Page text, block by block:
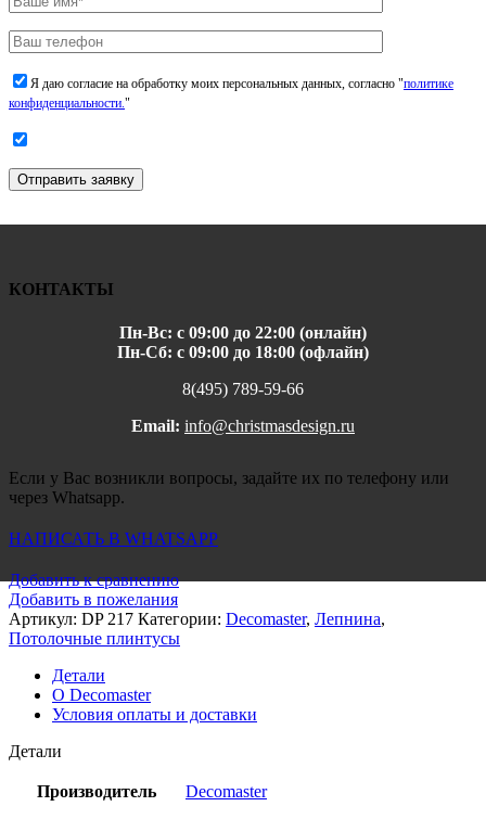
Я даю согласие на обработку моих персональных данных, согласно "политике
конфиденциальности."
Отправить заявку
КОНТАКТЫ
Пн-Вс: с 09:00 до 22:00 (онлайн)
Пн-Сб: с 09:00 до 18:00 (офлайн)
8(495) 789-59-66
Email: info@christmasdesign.ru
Если у Вас возникли вопросы, задайте их по телефону или
через Whatsapp.
НАПИСАТЬ В WHATSAPP
Добавить к сравнению
Добавить в пожелания
Артикул: DP 217 Категории: Decomaster, Лепнина,
Потолочные плинтусы
Детали
О Decomaster
Условия оплаты и доставки
Детали
Производитель Decomaster